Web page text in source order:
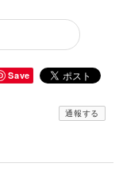
Save
通報する